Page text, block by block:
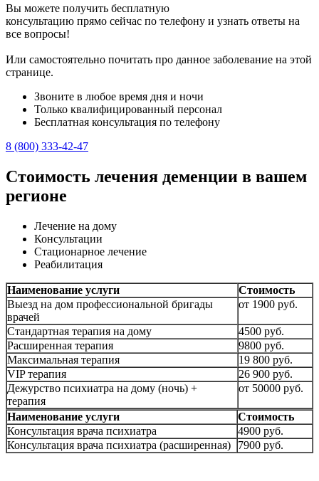
Вы можете получить бесплатную
консультацию прямо сейчас по телефону и узнать ответы на
все вопросы!
Или самостоятельно почитать про данное заболевание на этой
странице.
Звоните в любое время дня и ночи
Только квалифицированный персонал
Бесплатная консультация по телефону
8 (800) 333-42-47
Стоимость лечения деменции в вашем
регионе
Лечение на дому
Консультации
Стационарное лечение
Реабилитация
Наименование услуги
Стоимость
Выезд на дом профессиональной бригады
врачей
от 1900 руб.
Стандартная терапия на дому
4500 руб.
Расширенная терапия
9800 руб.
Максимальная терапия
19 800 руб.
VIP терапия
26 900 руб.
Дежурство психиатра на дому (ночь) +
терапия
от 50000 руб.
Наименование услуги
Стоимость
Консультация врача психиатра
4900 руб.
Консультация врача психиатра (расширенная)
7900 руб.